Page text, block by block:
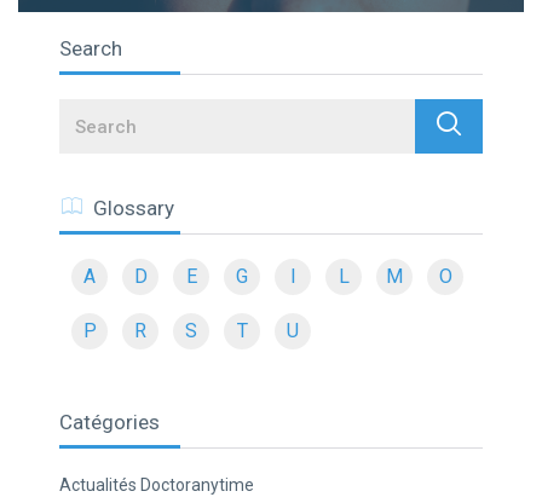
Search
Search
Glossary
A D E G L M O
P R S T U
Catégories
Actualités Doctoranytime